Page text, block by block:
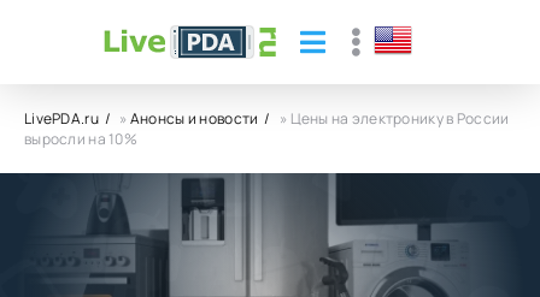
LivePDA.ru »Анонсы и новости
» Цены на электронику в России
выросли на 10%
Цены на электронику в России выросли
на 10%